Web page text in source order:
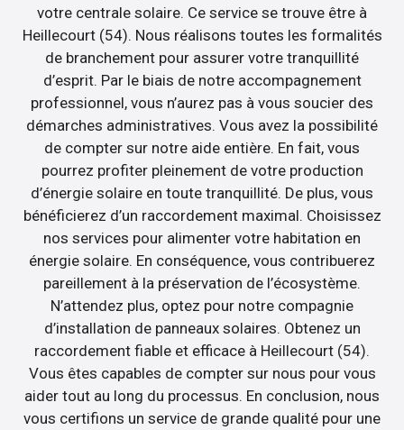
votre centrale solaire. Ce service se trouve être à
Heillecourt (54). Nous réalisons toutes les formalités
de branchement pour assurer votre tranquillité
d’esprit. Par le biais de notre accompagnement
professionnel, vous n’aurez pas à vous soucier des
démarches administratives. Vous avez la possibilité
de compter sur notre aide entière. En fait, vous
pourrez profiter pleinement de votre production
d’énergie solaire en toute tranquillité. De plus, vous
bénéficierez d’un raccordement maximal. Choisissez
nos services pour alimenter votre habitation en
énergie solaire. En conséquence, vous contribuerez
pareillement à la préservation de l’écosystème.
N’attendez plus, optez pour notre compagnie
d’installation de panneaux solaires. Obtenez un
raccordement fiable et efficace à Heillecourt (54).
Vous êtes capables de compter sur nous pour vous
aider tout au long du processus. En conclusion, nous
vous certifions un service de grande qualité pour une